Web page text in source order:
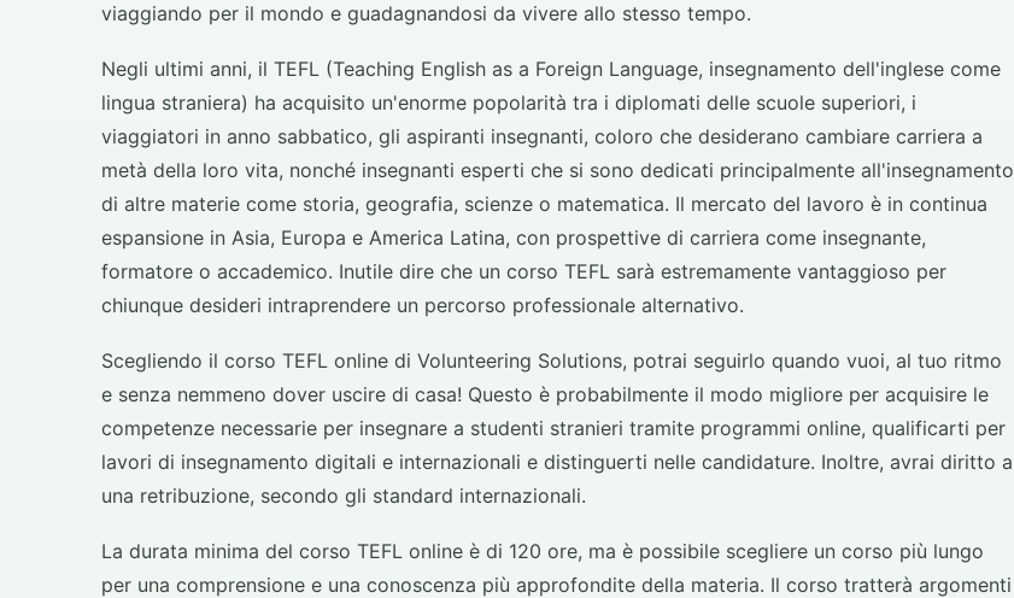
viaggiando per il mondo e guadagnandosi da vivere allo stesso tempo.
Negli ultimi anni, il TEFL (Teaching English as a Foreign Language, insegnamento dell'inglese come
lingua straniera) ha acquisito un'enorme popolarità tra i diplomati delle scuole superiori, i
viaggiatori in anno sabbatico, gli aspiranti insegnanti, coloro che desiderano cambiare carriera a
metà della loro vita, nonché insegnanti esperti che si sono dedicati principalmente all'insegnamento
di altre materie come storia, geografia, scienze o matematica. Il mercato del lavoro è in continua
espansione in Asia, Europa e America Latina, con prospettive di carriera come insegnante,
formatore o accademico. Inutile dire che un corso TEFL sarà estremamente vantaggioso per
chiunque desideri intraprendere un percorso professionale alternativo.
Scegliendo il corso TEFL online di Volunteering Solutions, potrai seguirlo quando vuoi, al tuo ritmo
e senza nemmeno dover uscire di casa! Questo è probabilmente il modo migliore per acquisire le
competenze necessarie per insegnare a studenti stranieri tramite programmi online, qualificarti per
lavori di insegnamento digitali e internazionali e distinguerti nelle candidature. Inoltre, avrai diritto a
una retribuzione, secondo gli standard internazionali.
La durata minima del corso TEFL online è di 120 ore, ma è possibile scegliere un corso più lungo
per una comprensione e una conoscenza più approfondite della materia. Il corso tratterà argomenti